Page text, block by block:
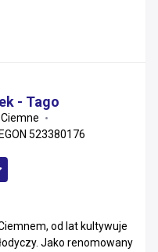
- Tago
523380176
od lat kultywuje
Jako renomowany